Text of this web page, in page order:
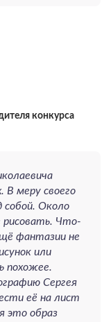
В меру своего
собой. Около
рисовать. Что-
фантазии не
или
похожее.
Сергея
её на лист
это образ